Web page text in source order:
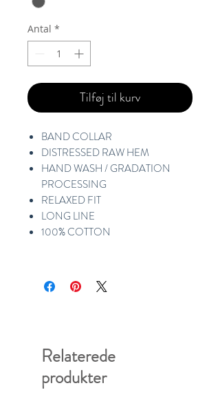
Antal *
Tilføj til kurv
BAND COLLAR
DISTRESSED RAW HEM
HAND WASH / GRADATION
PROCESSING
RELAXED FIT
LONG LINE
100% COTTON
Relaterede
produkter